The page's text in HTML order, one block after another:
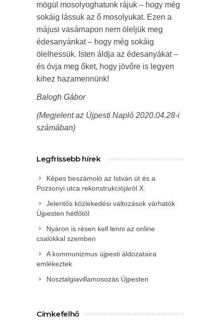
mögül mosolyoghatunk rájuk – hogy még
sokáig lássuk az ő mosolyukat. Ezen a
májusi vasárnapon nem öleljük meg
édesanyánkat – hogy még sokáig
ölelhessük. Isten áldja az édesanyákat –
és óvja meg őket, hogy jövőre is legyen
kihez hazamennünk!
Balogh Gábor
(Megjelent az Újpesti Napló 2020.04.28-i
számában)
Legfrissebb hírek
Képes beszámoló az István út és a
Pozsonyi utca rekonstrukciójáról X.
Jelentős közlekedési változások várhatók
Újpesten hétfőtől
Nyáron is résen kell lenni az online
csalókkal szemben
A kommunizmus újpesti áldozataira
emlékeztek
Nosztalgiavillamosozás Újpesten
Címkefelhő